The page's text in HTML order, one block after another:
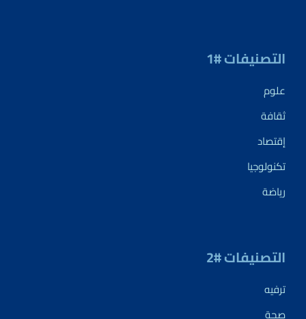
التصنيفات #1
علوم
ثقافة
إقتصاد
تكنولوجيا
رياضة
التصنيفات #2
ترفيه
صحة